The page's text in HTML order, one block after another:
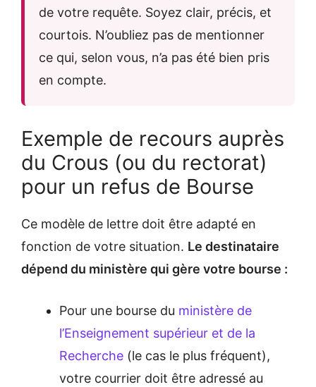
de votre requête. Soyez clair, précis, et
courtois. N’oubliez pas de mentionner
ce qui, selon vous, n’a pas été bien pris
en compte.
Exemple de recours auprès
du Crous (ou du rectorat)
pour un refus de Bourse
Ce modèle de lettre doit être adapté en
fonction de votre situation. Le destinataire
dépend du ministère qui gère votre bourse :
Pour une bourse du ministère de
l’Enseignement supérieur et de la
Recherche (le cas le plus fréquent),
votre courrier doit être adressé au